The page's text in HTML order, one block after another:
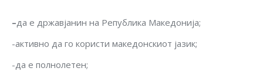
–да е државјанин на Република Македонија;
-активно да го користи македонскиот јазик;
-да е полнолетен;